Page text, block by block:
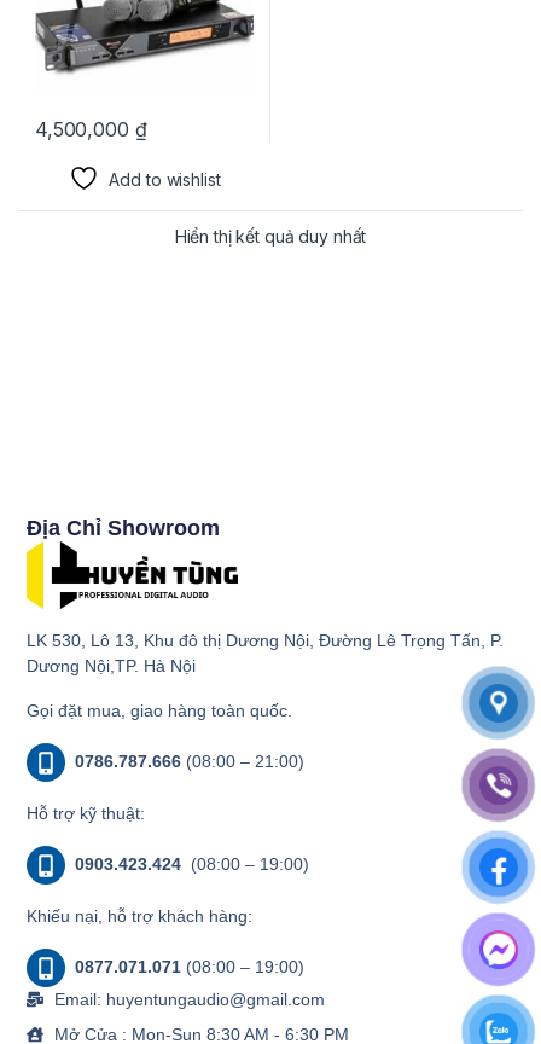
4,500,000 ₫
Add to wishlist
Hiển thị kết quả duy nhất
Địa Chỉ Showroom
LK 530, Lô 13, Khu đô thị Dương Nội, Đường Lê Trọng Tấn, P.
Dương Nội,TP. Hà Nội
Gọi đặt mua, giao hàng toàn quốc.
0786.787.666 (08:00 – 21:00)
Hỗ trợ kỹ thuật:
0903.423.424 (08:00 – 19:00)
Khiếu nại, hỗ trợ khách hàng:
0877.071.071 (08:00 – 19:00)
Email: huyentungaudio@gmail.com
Mở Cửa : Mon-Sun 8:30 AM - 6:30 PM